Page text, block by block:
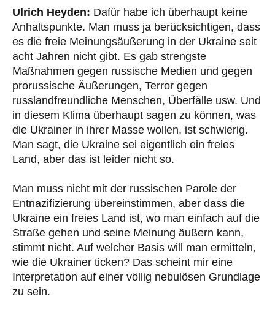
Ulrich Heyden: Dafür habe ich überhaupt keine
Anhaltspunkte. Man muss ja berücksichtigen, dass
es die freie Meinungsäußerung in der Ukraine seit
acht Jahren nicht gibt. Es gab strengste
Maßnahmen gegen russische Medien und gegen
prorussische Äußerungen, Terror gegen
russlandfreundliche Menschen, Überfälle usw. Und
in diesem Klima überhaupt sagen zu können, was
die Ukrainer in ihrer Masse wollen, ist schwierig.
Man sagt, die Ukraine sei eigentlich ein freies
Land, aber das ist leider nicht so.
Man muss nicht mit der russischen Parole der
Entnazifizierung übereinstimmen, aber dass die
Ukraine ein freies Land ist, wo man einfach auf die
Straße gehen und seine Meinung äußern kann,
stimmt nicht. Auf welcher Basis will man ermitteln,
wie die Ukrainer ticken? Das scheint mir eine
Interpretation auf einer völlig nebulösen Grundlage
zu sein.